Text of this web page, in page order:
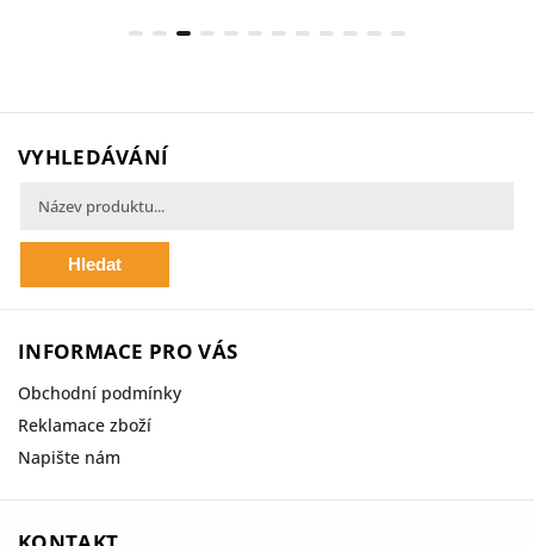
VYHLEDÁVÁNÍ
Hledat
INFORMACE PRO VÁS
Obchodní podmínky
Reklamace zboží
Napište nám